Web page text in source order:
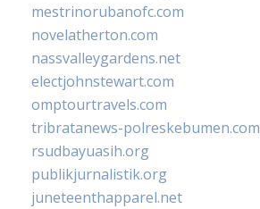
mestrinorubanofc.com
novelatherton.com
nassvalleygardens.net
electjohnstewart.com
omptourtravels.com
tribratanews-polreskebumen.com
rsudbayuasih.org
publikjurnalistik.org
juneteenthapparel.net